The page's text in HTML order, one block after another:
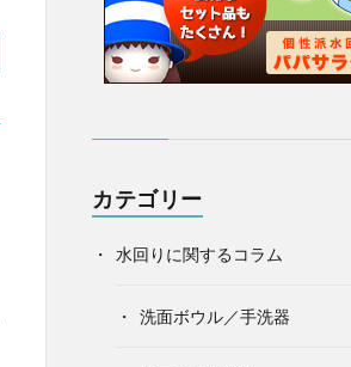
カテゴリー
水回りに関するコラム
洗面ボウル／手洗器